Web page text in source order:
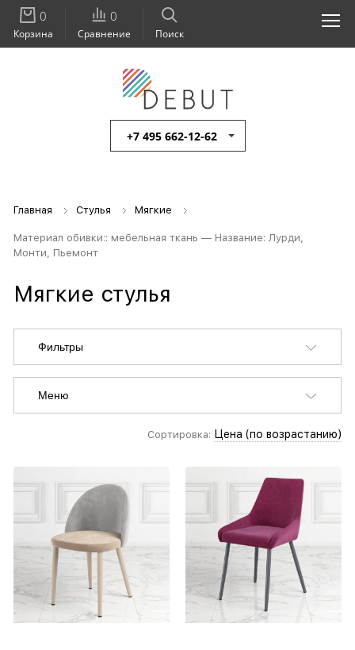
+7 495 662-12-62
Поиск
0
Сравнение
0
Корзина
Главная Стулья Мягкие
Материал обивки:: мебельная ткань — Название: Лурди,
Монти, Пьемонт
Мягкие стулья
Фильтры
Меню
Сортировка: Цена (по возрастанию)